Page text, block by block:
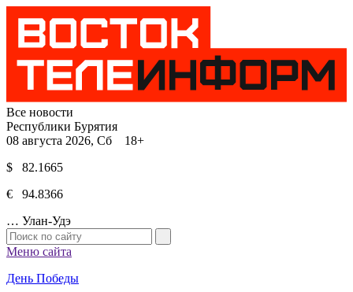
Все новости
Республики Бурятия
08 августа 2026, Сб 18+
$ 82.1665
€ 94.8366
… Улан-Удэ
Меню сайта
День Победы